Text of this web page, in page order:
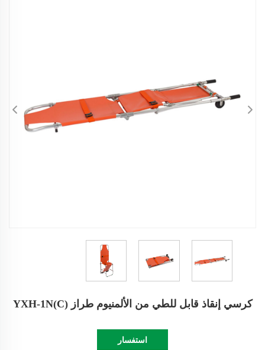
كرسي إنقاذ قابل للطي من الألمنيوم طراز YXH-1N(C)
استفسار